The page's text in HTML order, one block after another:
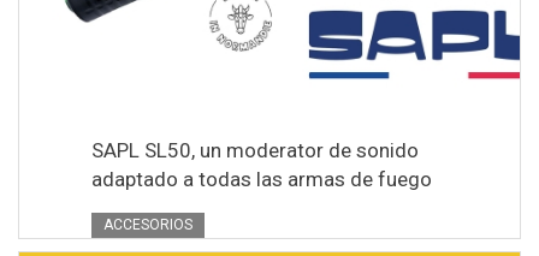
SAPL SL50, un moderator de sonido
adaptado a todas las armas de fuego
ACCESORIOS